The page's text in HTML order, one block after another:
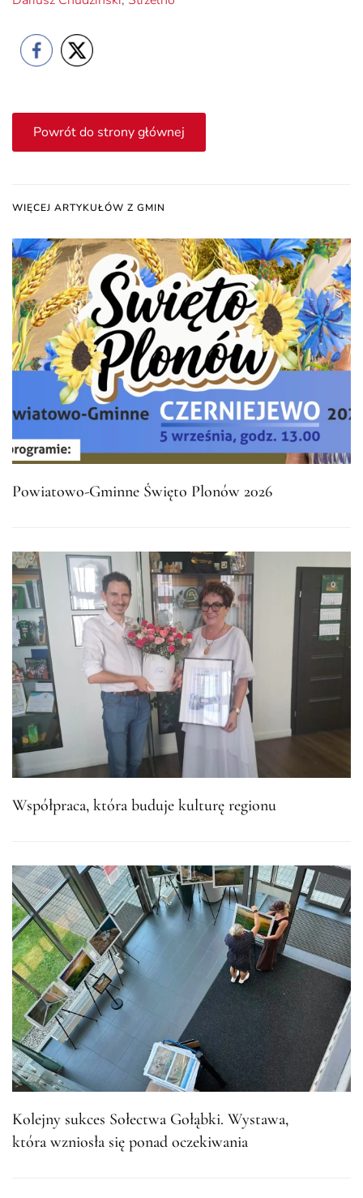
Powrót do strony głównej
WIĘCEJ ARTYKUŁÓW Z GMIN
Powiatowo-Gminne Święto Plonów 2026
Współpraca, która buduje kulturę regionu
Kolejny sukces Sołectwa Gołąbki. Wystawa,
która wzniosła się ponad oczekiwania